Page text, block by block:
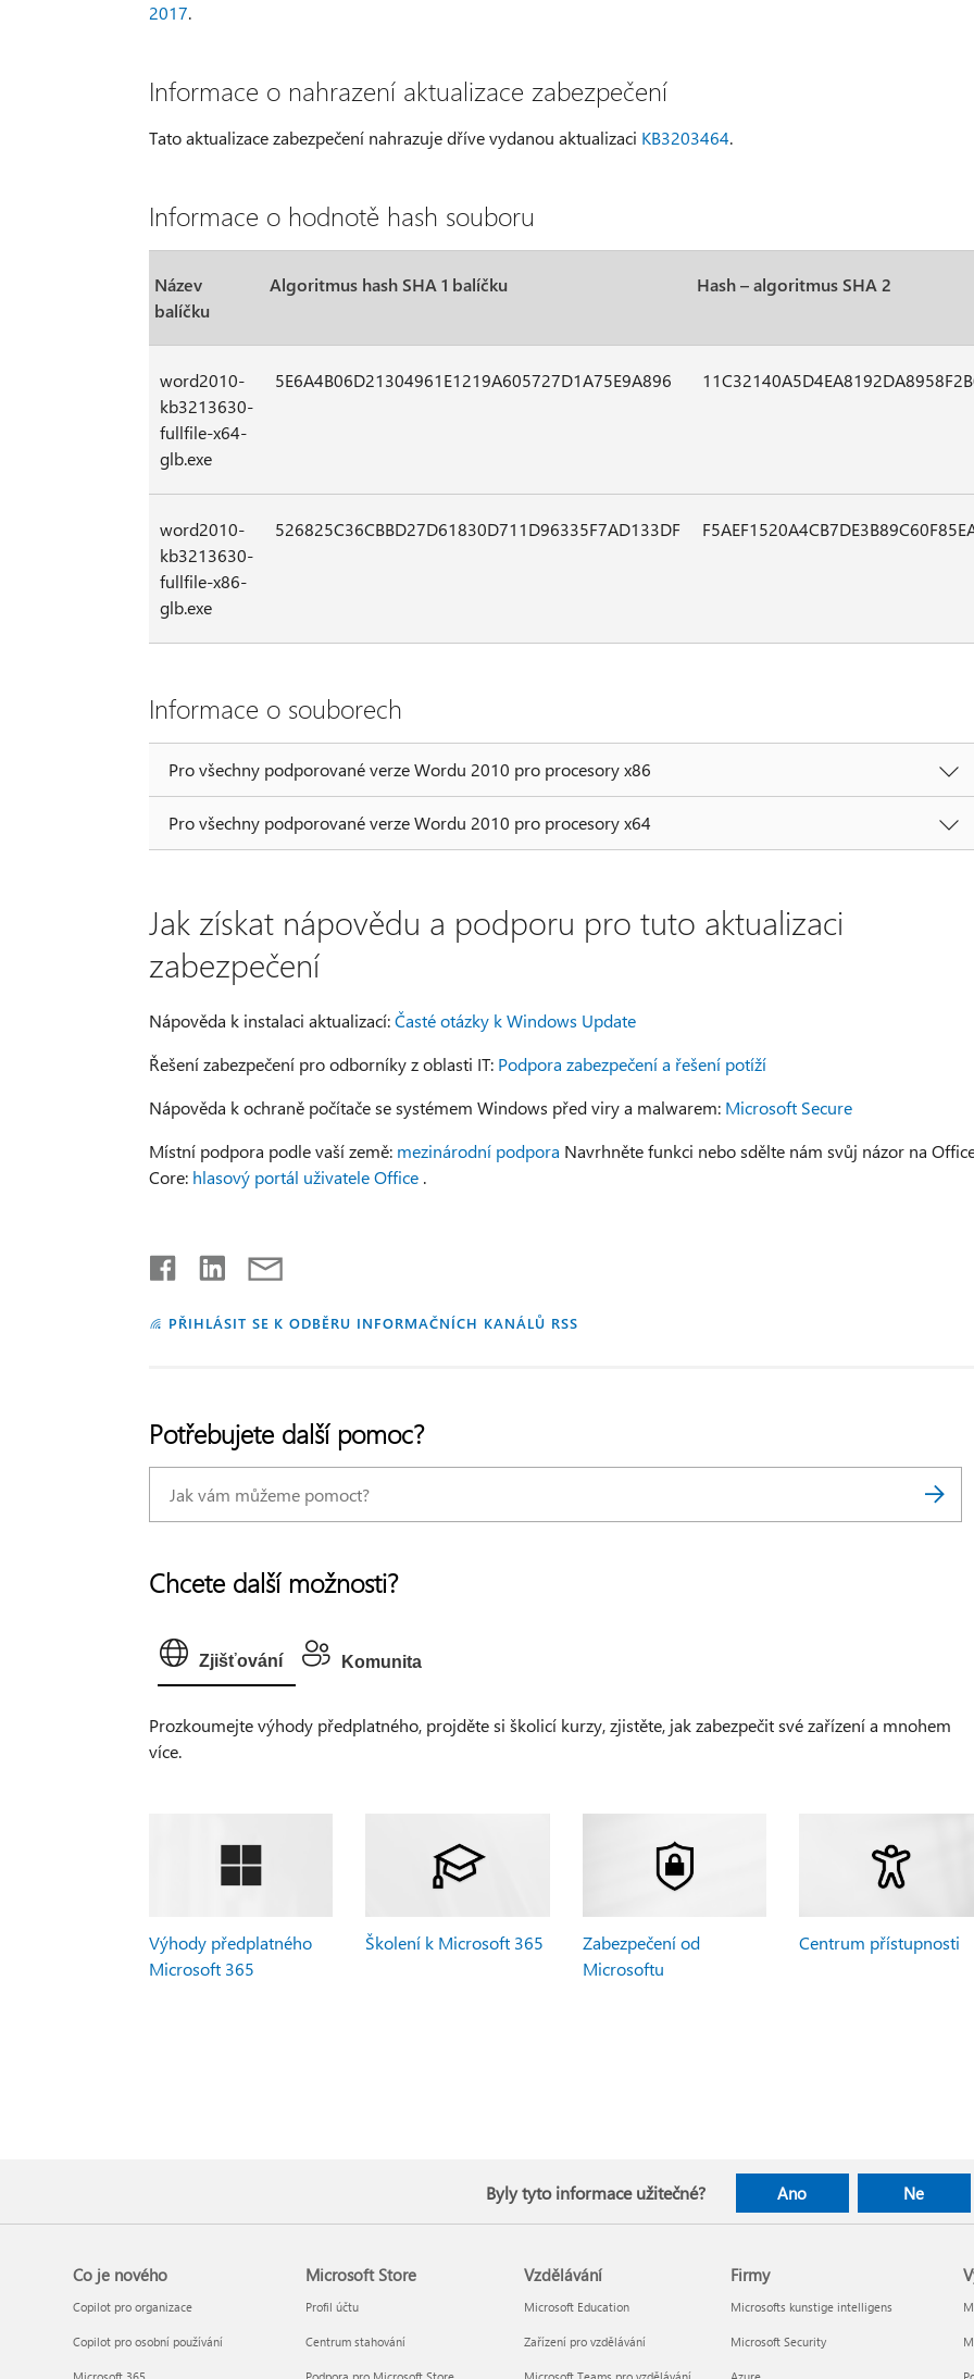
2017.
Informace o nahrazení aktualizace zabezpečení
Tato aktualizace zabezpečení nahrazuje dříve vydanou aktualizaci KB3203464.
Informace o hodnotě hash souboru
Název
balíčku
Algoritmus hash SHA 1 balíčku Hash – algoritmus SHA 2
word2010-
kb3213630-
fullfile-x64-
glb.exe
5E6A4B06D21304961E1219A605727D1A75E9A896
word2010-
kb3213630-
fullfile-x86-
glb.exe
526825C36CBBD27D61830D711D96335F7AD133DF
Informace o souborech
Pro všechny podporované verze Wordu 2010 pro procesory x86
Pro všechny podporované verze Wordu 2010 pro procesory x64
Jak získat nápovědu a podporu pro tuto aktualizaci
zabezpečení
Nápověda k instalaci aktualizací:Časté otázky k Windows Update
Řešení zabezpečení pro odborníky z oblasti IT: Podpora zabezpečení a řešení potíží
Nápověda k ochraně počítače se systémem Windows před viry a malwarem: Microsoft Secure
Místní podpora podle vaší země: mezinárodní podpora Navrhněte funkci nebo sdělte nám svůj názor na
Core: hlasový portál uživatele Office.
PŘIHLÁSIT SE K ODBĚRU INFORMAČNÍCH KANÁLŮ RSS
Potřebujete další pomoc?
Chcete další možnosti?
Zjišťování Komunita
Prozkoumejte výhody předplatného, projděte si školicí kurzy, zjistěte, jak zabezpečit své zařízení a mnohem
více.
Výhody předplatného
Microsoft 365
Školení k Microsoft 365
Zabezpečení od
Microsoftu
Centrum přístupnosti
Byly tyto informace užitečné? Ano Ne
Co je nového
Copilot pro organizace
Copilot pro osobní používání
Microsoft Store
Profil účtu
Centrum stahování
Vzdělávání
Microsoft Education
Zařízení pro vzdělávání
Firmy
Microsofts kunstige intelligens
Microsoft Security